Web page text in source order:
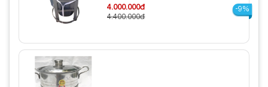
4.000.000đ
4.400.000đ
-9%